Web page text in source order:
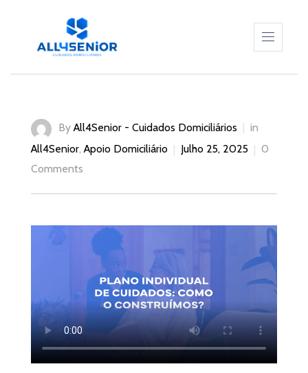
SERVIÇOS
CONTEÚDOS
CONTACTOS
PEDIR INFORMAÇÃO
ByAll4Senior - Cuidados Domiciliários
in
All4Senior,Apoio Domiciliário Julho 25, 2025
0
Comments
–